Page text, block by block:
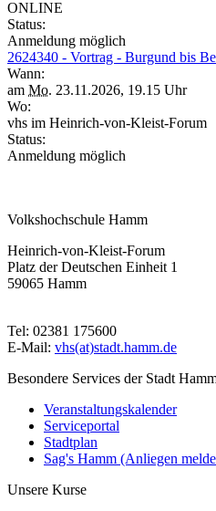
ONLINE
Status:
Anmeldung möglich
2624340 - Vortrag - Burgund bis
Wann:
am Mo. 23.11.2026, 19.15 Uhr
Wo:
vhs im Heinrich-von-Kleist-Forum
Status:
Anmeldung möglich
Volkshochschule Hamm
Heinrich-von-Kleist-Forum
Platz der Deutschen Einheit 1
59065 Hamm
Tel: 02381 175600
E-Mail: vhs(at)stadt.hamm.de
Besondere Services der Stadt
Veranstaltungskalender
Serviceportal
Stadtplan
Sag's Hamm (Anliegen
Unsere Kurse